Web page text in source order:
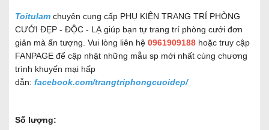
Toitulam chuyên cung cấp PHỤ KIỆN TRANG TRÍ PHÒNG
CƯỚI ĐẸP - ĐỘC - LẠ giúp bạn tự trang trí phòng cưới đơn
giản mà ấn tượng. Vui lòng liên hệ 0961909188 hoặc truy cập
FANPAGE để cập nhật những mẫu sp mới nhất cùng chương
trình khuyến mại hấp
dẫn: facebook.com/trangtriphongcuoidep/
Số lượng: